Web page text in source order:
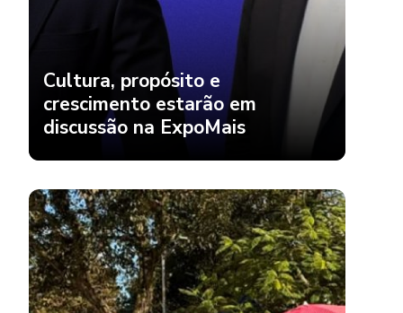
Cultura, propósito e
crescimento estarão em
discussão na ExpoMais